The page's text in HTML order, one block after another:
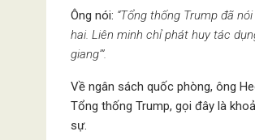
Ông nói: “Tổng thống Trump đã
hai. Liên minh chỉ phát huy tác
giang’”.
Về ngân sách quốc phòng, ông
Tổng thống Trump, gọi đây là
sự.